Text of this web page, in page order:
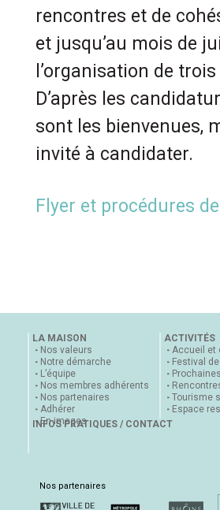
rencontres et de
et jusqu’au mois de
l’organisation de
D’après les
sont les bienvenues,
invité à candidater.
Flyer et procédures
LA MAISON
Nos valeurs
Notre démarche
L’équipe
Nos membres adhérents
Nos partenaires
Adhérer
En images
ACTIVITÉS
Accueil et
Festival
Tourisme
Espace
INFOS PRATIQUES / CONTACT
Nos partenaires